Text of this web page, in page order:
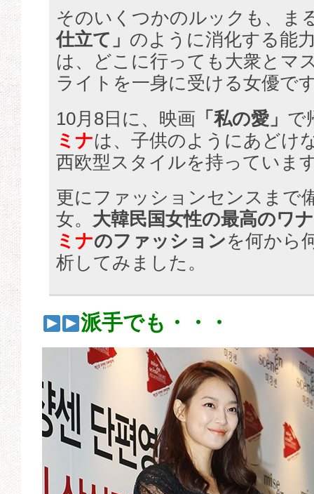
そのいくつかのルックも、ま
仕立て」 のように消化する能
は、どこに行っても大衆とマ
ライトを一身に受ける女優で
10月8日に、映画 「私の愛」 で
ミナは、子供のようにあどけ
西欧型スタイルを持っていま
更にファッションセンスまで
女。 大韓民国女性の最高のワ
ミナのファッションを何から
析してみました。
派手でも・・・